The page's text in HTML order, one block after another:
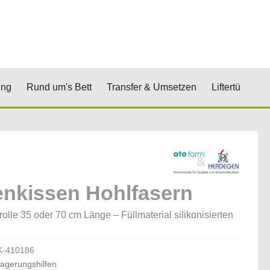
& Stufen
Öffne Positionierung
Rund um's Bett Öffne Rund um's Bett
Transfer & Umsetzen Öffne Transfer
Liftertücher
Hohlfasern
35 oder 70 cm Länge – Füllmaterial silikonisierten
410186